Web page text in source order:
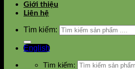
Giới thiệu
Liên hệ
Tìm kiếm:
English
Tìm kiếm: